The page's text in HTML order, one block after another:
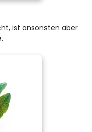
ist ansonsten aber